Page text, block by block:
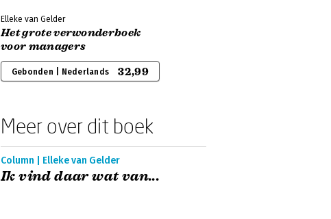
Elleke van Gelder
Het grote verwonderboek
voor managers
Gebonden | Nederlands 32,99
Meer over dit boek
Column | Elleke van Gelder
Ik vind daar wat van...